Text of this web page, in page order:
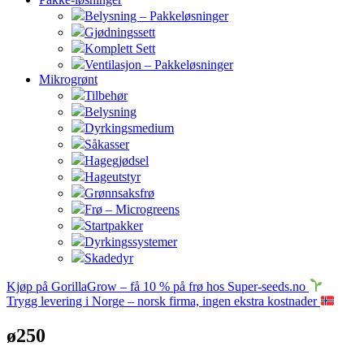
Belysning – Pakkeløsninger
Gjødningssett
Komplett Sett
Ventilasjon – Pakkeløsninger
Mikrogrønt
Tilbehør
Belysning
Dyrkingsmedium
Såkasser
Hagegjødsel
Hageutstyr
Grønnsaksfrø
Frø – Microgreens
Startpakker
Dyrkingssystemer
Skadedyr
Kjøp på GorillaGrow – få 10 % på frø hos Super-seeds.no
Trygg levering i Norge – norsk firma, ingen ekstra kostnader
ø250